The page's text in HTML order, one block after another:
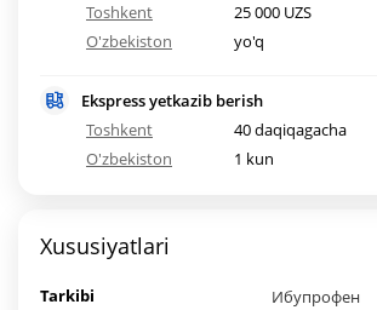
Toshkent
25 000 UZS
O'zbekiston
yo'q
Ekspress yetkazib berish
Toshkent
40 daqiqagacha
O'zbekiston
1 kun
Xususiyatlari
Tarkibi Ибупрофен